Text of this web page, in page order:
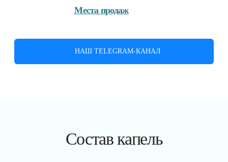
Места продаж
НАШ TELEGRAM-КАНАЛ
Состав капель